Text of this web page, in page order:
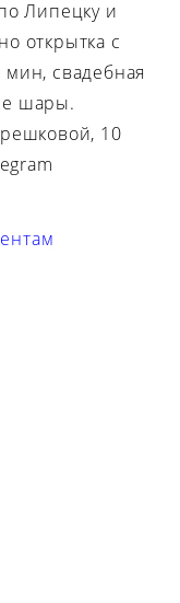
Липецку и
открытка с
мин, свадебная
шары.
10